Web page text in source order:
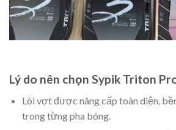
Lý do nên chọn Sypik Triton
Lõi vợt được nâng cấp toàn diện,
trong từng pha bóng.